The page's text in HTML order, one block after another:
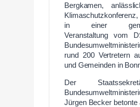
Bergkamen,
in einer
Veranstaltung vom
rund 200 Vertretern
und Gemeinden in
Der
Jürgen Becker betonte